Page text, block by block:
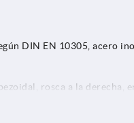
DIN EN 10305, acero
rosca a la derecha,